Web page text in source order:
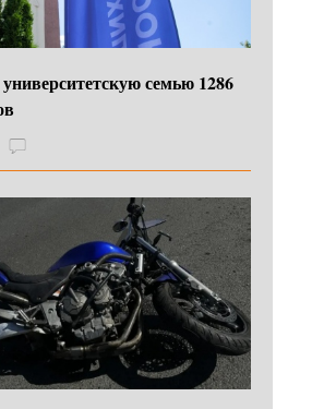
семью 1286